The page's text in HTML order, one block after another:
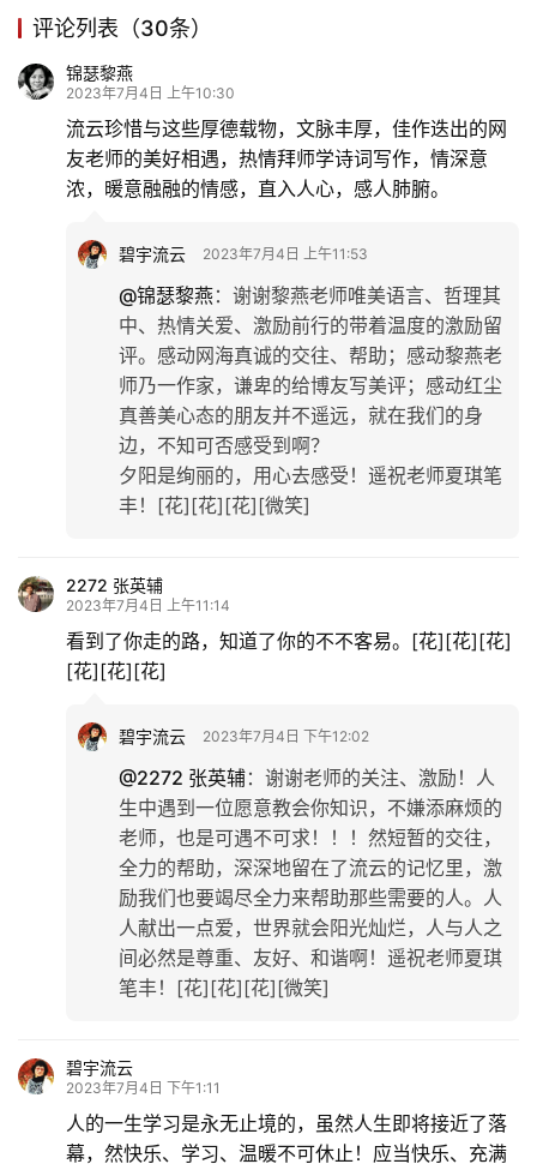
文
娱
登录 注册
评论列表（30条）
锦瑟黎燕
2023年7月4日 上午10:30
流云珍惜与这些厚德载物，文脉丰厚，佳作迭出的网
友老师的美好相遇，热情拜师学诗词写作，情深意
浓，暖意融融的情感，直入人心，感人肺腑。
碧宇流云 2023年7月4日 上午11:53
@锦瑟黎燕： 谢谢黎燕老师唯美语言、哲理其
中、热情关爱、激励前行的带着温度的激励留
评。感动网海真诚的交往、帮助；感动黎燕老
师乃一作家，谦卑的给博友写美评；感动红尘
真善美心态的朋友并不遥远，就在我们的身
边，不知可否感受到啊？
夕阳是绚丽的，用心去感受！遥祝老师夏琪笔
丰！[花][花][花][微笑]
2272 张英辅
2023年7月4日 上午11:14
看到了你走的路，知道了你的不不客易。[花][花][花]
[花][花][花]
碧宇流云 2023年7月4日 下午12:02
@2272 张英辅： 谢谢老师的关注、激励！人
生中遇到一位愿意教会你知识，不嫌添麻烦的
老师，也是可遇不可求！！！然短暂的交往，
全力的帮助，深深地留在了流云的记忆里，激
励我们也要竭尽全力来帮助那些需要的人。人
人献出一点爱，世界就会阳光灿烂，人与人之
间必然是尊重、友好、和谐啊！遥祝老师夏琪
笔丰！[花][花][花][微笑]
碧宇流云
2023年7月4日 下午1:11
人的一生学习是永无止境的，虽然人生即将接近了落
幕，然快乐、学习、温暖不可休止！应当快乐、充满